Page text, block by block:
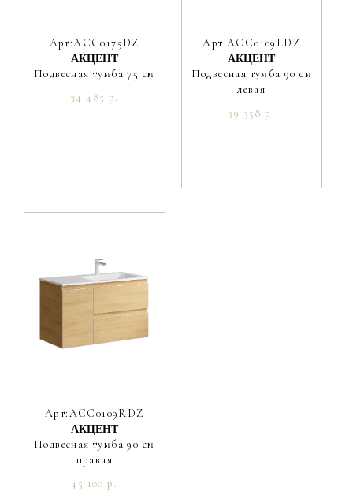
Арт:ACC0175DZ
АКЦЕНТ
Подвесная тумба 75 см
34 485 р.
Арт:ACC0109LDZ
АКЦЕНТ
Подвесная тумба 90 см
левая
39 358 р.
Арт:ACC0109RDZ
АКЦЕНТ
Подвесная тумба 90 см
правая
45 100 р.